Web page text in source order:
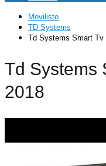
Movilisto
TD Systems
Td Systems Smart Tv
Td Systems
2018